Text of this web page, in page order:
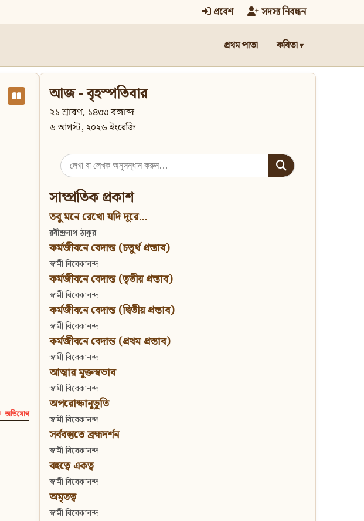
প্রবেশ সদস্য নিবন্ধন
প্রথম পাতা কবিতা
অভিযোগ
আজ - বৃহস্পতিবার
২১ শ্রাবণ, ১৪৩৩ বঙ্গাব্দ
৬ আগস্ট, ২০২৬ ইংরেজি
Search
for:
সাম্প্রতিক প্রকাশ
তবু মনে রেখো যদি দূরে...
রবীন্দ্রনাথ ঠাকুর
কর্মজীবনে বেদান্ত (চতুর্থ প্রস্তাব)
স্বামী বিবেকানন্দ
কর্মজীবনে বেদান্ত (তৃতীয় প্রস্তাব)
স্বামী বিবেকানন্দ
কর্মজীবনে বেদান্ত (দ্বিতীয় প্রস্তাব)
স্বামী বিবেকানন্দ
কর্মজীবনে বেদান্ত (প্রথম প্রস্তাব)
স্বামী বিবেকানন্দ
আত্মার মুক্তস্বভাব
স্বামী বিবেকানন্দ
অপরোক্ষানুভূতি
স্বামী বিবেকানন্দ
সর্ববস্তুতে ব্রহ্মদর্শন
স্বামী বিবেকানন্দ
বহুত্বে একত্ব
স্বামী বিবেকানন্দ
অমৃতত্ব
স্বামী বিবেকানন্দ